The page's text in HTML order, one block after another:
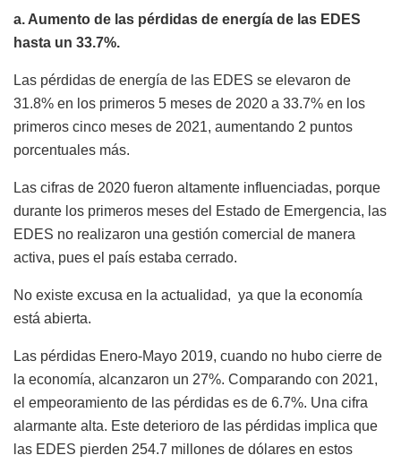
a. Aumento de las pérdidas de energía de las EDES
hasta un 33.7%.
Las pérdidas de energía de las EDES se elevaron de
31.8% en los primeros 5 meses de 2020 a 33.7% en los
primeros cinco meses de 2021, aumentando 2 puntos
porcentuales más.
Las cifras de 2020 fueron altamente influenciadas, porque
durante los primeros meses del Estado de Emergencia, las
EDES no realizaron una gestión comercial de manera
activa, pues el país estaba cerrado.
No existe excusa en la actualidad, ya que la economía
está abierta.
Las pérdidas Enero-Mayo 2019, cuando no hubo cierre de
la economía, alcanzaron un 27%. Comparando con 2021,
el empeoramiento de las pérdidas es de 6.7%. Una cifra
alarmante alta. Este deterioro de las pérdidas implica que
las EDES pierden 254.7 millones de dólares en estos